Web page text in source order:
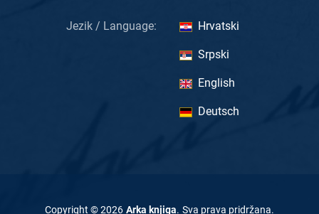
Jezik / Language: Hrvatski
Srpski
English
Deutsch
Copyright ©2026 Arka knjiga. Sva prava pridržana.